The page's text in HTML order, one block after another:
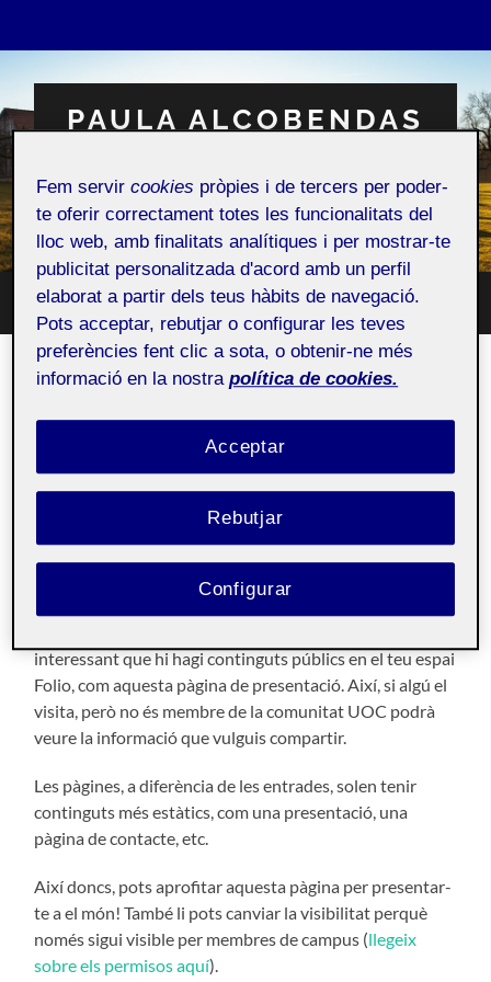
PAULA ALCOBENDAS
Espai Personal
Toggle
mobile
menu
Qui soc?
Públic
s’ha generat automàticament.
interessant que hi hagi continguts públics en el teu espai
Folio, com aquesta pàgina de presentació. Així, si algú el
visita, però no és membre de la comunitat UOC podrà
veure la informació que vulguis compartir.
Les pàgines, a diferència de les entrades, solen tenir
continguts més estàtics, com una presentació, una
pàgina de contacte, etc.
Així doncs, pots aprofitar aquesta pàgina per presentar-
te a el món! També li pots canviar la visibilitat perquè
només sigui visible per membres de campus (llegeix
sobre els permisos aquí).
Fem servircookies pròpies i de tercers per poder-
te oferir correctament totes les funcionalitats del
lloc web, amb finalitats analítiques i per mostrar-te
publicitat personalitzada d'acord amb un perfil
elaborat a partir dels teus hàbits de navegació.
Pots acceptar, rebutjar o configurar les teves
preferències fent clic a sota, o obtenir-ne més
informació en la nostra política de cookies.
Rebutjar
Acceptar
Configurar